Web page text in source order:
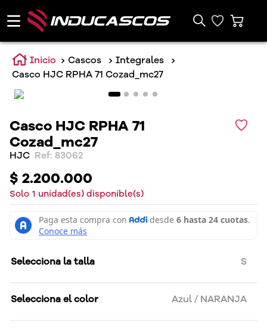
Cascos
Integrales
Casco HJC RPHA 71 Cozad_mc27
Casco HJC RPHA 71
Cozad_mc27
HJC : 83062
$ 2.200.000
Solo 1 unidad(es) disponible(s)
Selecciona el color Azul / NARANJA
Selecciona la talla S